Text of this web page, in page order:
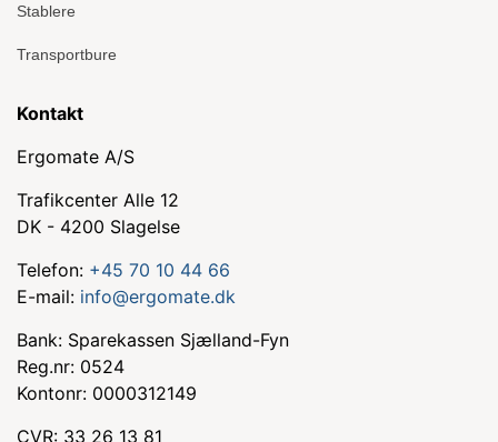
Stablere
Transportbure
Kontakt
Ergomate A/S
Trafikcenter Alle 12
DK - 4200 Slagelse
Telefon: +45 70 10 44 66
E-mail: info@ergomate.dk
Bank: Sparekassen Sjælland-Fyn
Reg.nr: 0524
Kontonr: 0000312149
CVR: 33 26 13 81